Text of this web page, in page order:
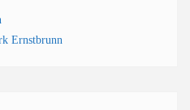
Ernstbrunn